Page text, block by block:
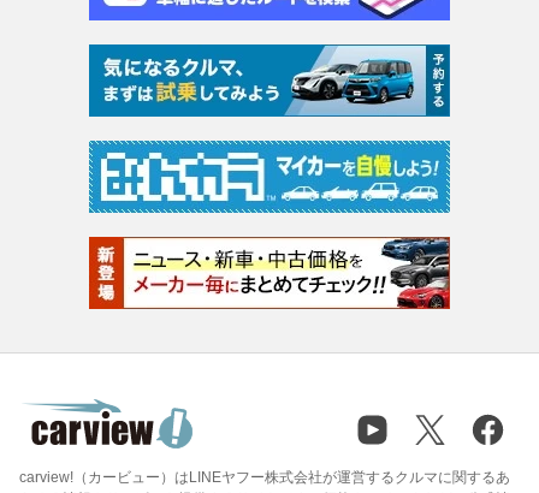
carview!（カービュー）はLINEヤフー株式会社が運営するクルマに関するあ